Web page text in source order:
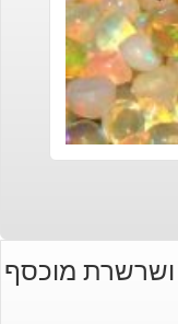
ושרשרת מוכסף